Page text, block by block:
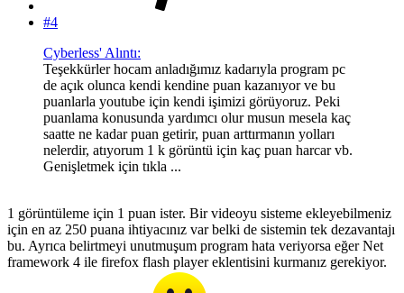
#4
Cyberless' Alıntı:
Teşekkürler hocam anladığımız kadarıyla program pc
de açık olunca kendi kendine puan kazanıyor ve bu
puanlarla youtube için kendi işimizi görüyoruz. Peki
puanlama konusunda yardımcı olur musun mesela kaç
saatte ne kadar puan getirir, puan arttırmanın yolları
nelerdir, atıyorum 1 k görüntü için kaç puan harcar vb.
Genişletmek için tıkla ...
1 görüntüleme için 1 puan ister. Bir videoyu sisteme ekleyebilmeniz
için en az 250 puana ihtiyacınız var belki de sistemin tek dezavantajı
bu. Ayrıca belirtmeyi unutmuşum program hata veriyorsa eğer Net
framework 4 ile firefox flash player eklentisini kurmanız gerekiyor.